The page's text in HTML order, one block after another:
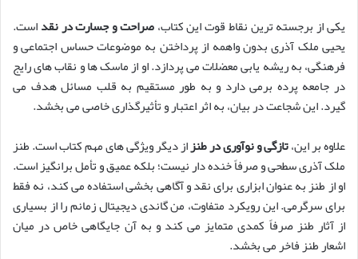
یکی از برجسته ترین نقاط قوت این کتاب،صراحت و جسارت در نقداست.
یحیی ملک آذری بدون واهمه از پرداختن به موضوعات حساس اجتماعی و
فرهنگی، به ریشه یابی معضلات می پردازد. او از ماسک ها و نقاب های رایج
در جامعه پرده برمی دارد و به طور مستقیم به قلب مسائل هدف می
گیرد. این شجاعت در بیان، به اثر اعتبار و تأثیرگذاری خاصی می بخشد.
علاوه بر این،تازگی و نوآوری در طنزاز دیگر ویژگی های مهم کتاب است. طنز
ملک آذری سطحی و صرفاً خنده دار نیست؛ بلکه عمیق و تأمل برانگیز است.
او از طنز به عنوان ابزاری برای نقد و آگاهی بخشی استفاده می کند، نه فقط
برای سرگرمی. این رویکرد متفاوت، من گاندی دیجیتال زمانم را از بسیاری
از آثار طنز صرفاً کمدی متمایز می کند و به آن جایگاهی خاص در میان
اشعار طنز فاخر می بخشد.